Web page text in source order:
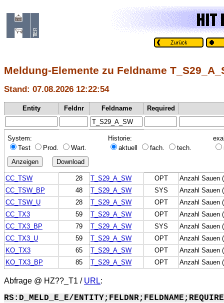
Meldung-Elemente zu Feldname
Stand: 07.08.2026 12:22:54
Entity Feldnr Feldname Required
System:
Test
Prod. Wart.
Historie:
aktuell
fach. tech.
CC_TSW 28 T_S29_A_SW OPT
Anzahl Sauen
CC_TSW_BP
48 T_S29_A_SW SYS
Anzahl Sauen
CC_TSW_U
28 T_S29_A_SW OPT
Anzahl Sauen
CC_TX3
59 T_S29_A_SW OPT
Anzahl Sauen
CC_TX3_BP
79 T_S29_A_SW SYS
Anzahl Sauen
CC_TX3_U
59 T_S29_A_SW OPT
Anzahl Sauen
KO_TX3
65 T_S29_A_SW OPT
Anzahl Sauen
KO_TX3_BP
85 T_S29_A_SW OPT Anzahl Sauen
Abfrage @ HZ??_T1 / URL:
RS:D_MELD_E_E/